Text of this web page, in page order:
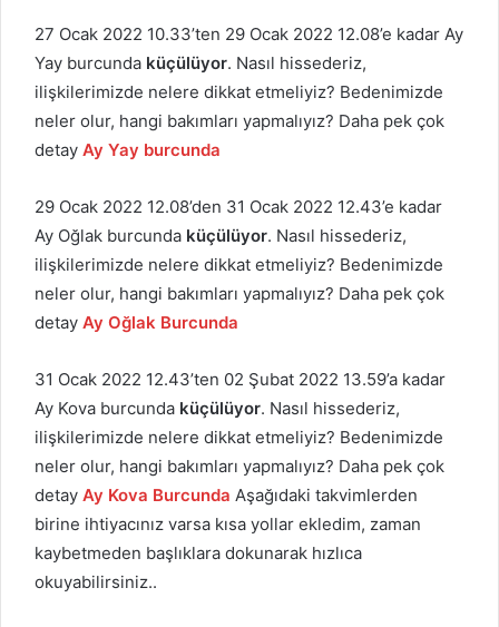
27 Ocak 2022 10.33’ten 29 Ocak 2022 12.08’e kadar Ay
Yay burcunda küçülüyor. Nasıl hissederiz,
ilişkilerimizde nelere dikkat etmeliyiz? Bedenimizde
neler olur, hangi bakımları yapmalıyız? Daha pek çok
detay Ay Yay burcunda
29 Ocak 2022 12.08’den 31 Ocak 2022 12.43’e kadar
Ay Oğlak burcunda küçülüyor. Nasıl hissederiz,
ilişkilerimizde nelere dikkat etmeliyiz? Bedenimizde
neler olur, hangi bakımları yapmalıyız? Daha pek çok
detay Ay Oğlak Burcunda
31 Ocak 2022 12.43’ten 02 Şubat 2022 13.59’a kadar
Ay Kova burcunda küçülüyor. Nasıl hissederiz,
ilişkilerimizde nelere dikkat etmeliyiz? Bedenimizde
neler olur, hangi bakımları yapmalıyız? Daha pek çok
detay Ay Kova Burcunda Aşağıdaki takvimlerden
birine ihtiyacınız varsa kısa yollar ekledim, zaman
kaybetmeden başlıklara dokunarak hızlıca
okuyabilirsiniz..